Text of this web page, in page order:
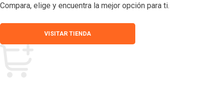
Compara, elige y encuentra la mejor opción para ti.
VISITAR TIENDA